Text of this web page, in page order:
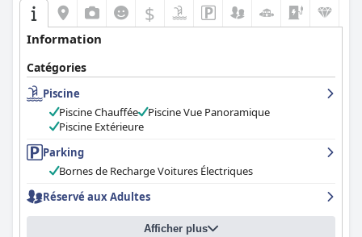
$
Information
Catégories
Piscine
Piscine Chauffée
Piscine Vue Panoramique
Piscine Extérieure
Parking
Bornes de Recharge Voitures Électriques
Réservé aux Adultes
Afficher plus